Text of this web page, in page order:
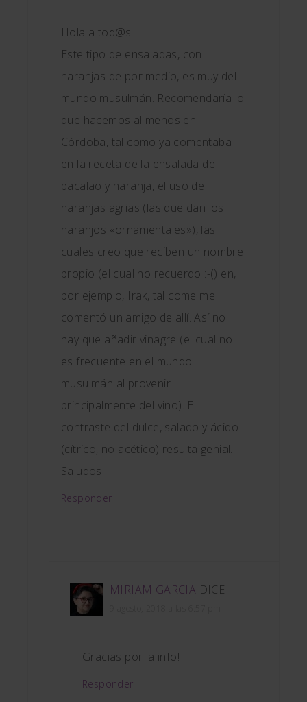
Hola a tod@s
Este tipo de ensaladas, con
naranjas de por medio, es muy del
mundo musulmán. Recomendaría lo
que hacemos al menos en
Córdoba, tal como ya comentaba
en la receta de la ensalada de
bacalao y naranja, el uso de
naranjas agrias (las que dan los
naranjos «ornamentales»), las
cuales creo que reciben un nombre
propio (el cual no recuerdo :-() en,
por ejemplo, Irak, tal come me
comentó un amigo de allí. Así no
hay que añadir vinagre (el cual no
es frecuente en el mundo
musulmán al provenir
principalmente del vino). El
contraste del dulce, salado y ácido
(cítrico, no acético) resulta genial.
Saludos
Responder
MIRIAM GARCIA DICE
Gracias por la info!
Responder